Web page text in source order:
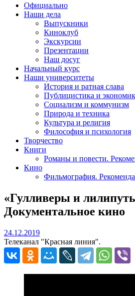
Официально
Наши дела
Выпускники
Киноклуб
Экскурсии
Презентации
Наш досуг
Начальный курс
Наши университеты
История и ратная слава
Публицистика и
Социализм и коммунизм
Природа и техника
Культура и религия
Философия и психология
Творчество
Книги
Романы и повести.
Кино
Фильмография.
«Гулливеры и
Документальное кино
24.12.201924.12.2019
Телеканал "Красная линия".